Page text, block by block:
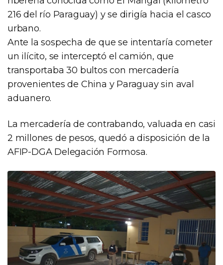
216 del río Paraguay) y se dirigía hacia el casco
urbano.
Ante la sospecha de que se intentaría cometer
un ilícito, se interceptó el camión, que
transportaba 30 bultos con mercadería
provenientes de China y Paraguay sin aval
aduanero.
La mercadería de contrabando, valuada en casi
2 millones de pesos, quedó a disposición de la
AFIP-DGA Delegación Formosa.